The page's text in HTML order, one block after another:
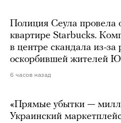
Полиция Сеула провела
квартире Starbucks.
в центре скандала из-
оскорбившей жителей
6 часов назад
«Прямые убытки —
Украинский